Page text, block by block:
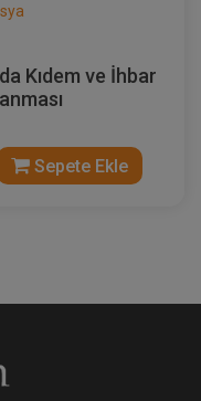
Kıdem ve İhbar
Sepete Ekle